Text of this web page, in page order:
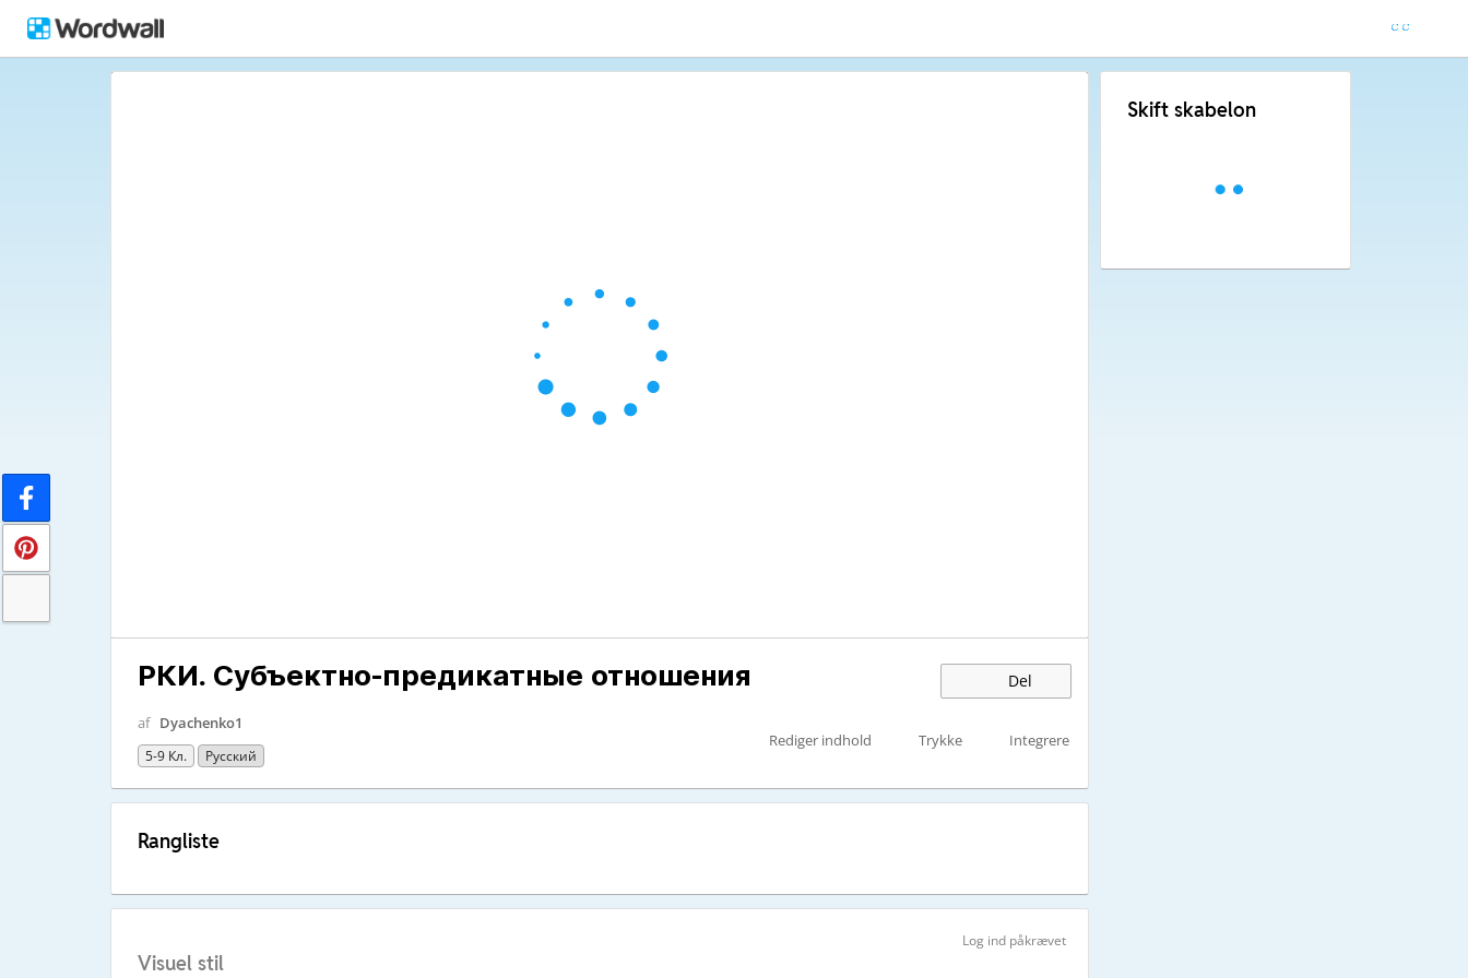
РКИ. Субъектно-предикатные отношения Del
af Dyachenko1
5-9 Кл. Русский
Rediger indhold Trykke Integrere
Rangliste
Log ind påkrævet
Visuel stil
Skift skabelon